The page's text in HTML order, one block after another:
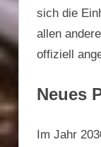
sich die
allen
offiziell
Neues
Im Jahr